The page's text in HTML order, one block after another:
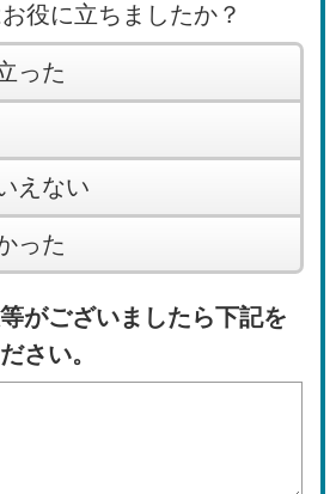
役に立ちましたか？
った
えない
った
がございましたら下記を
さい。